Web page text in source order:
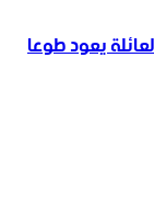
فرد بالعائلة يعود طوعا